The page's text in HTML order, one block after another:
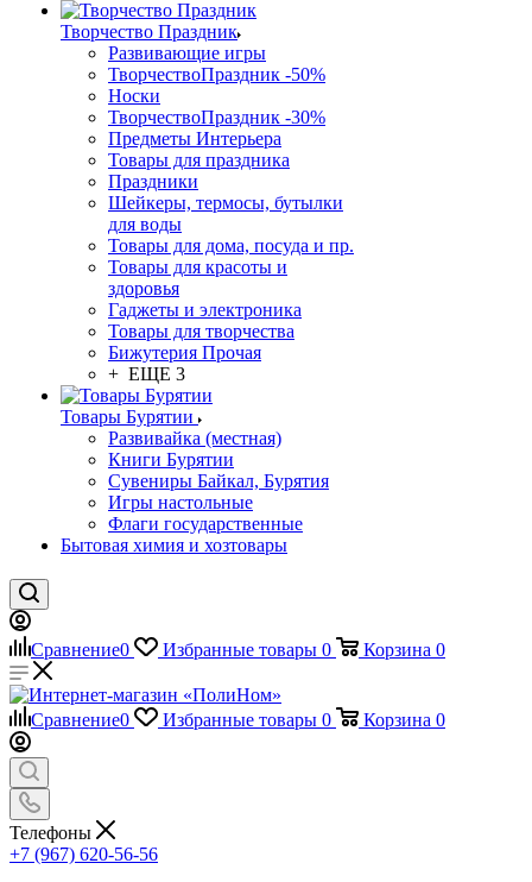
Творчество Праздник
Развивающие игры
ТворчествоПраздник -50%
Носки
ТворчествоПраздник -30%
Предметы Интерьера
Товары для праздника
Праздники
Шейкеры, термосы, бутылки
для воды
Товары для дома, посуда и пр.
Товары для красоты и
здоровья
Гаджеты и электроника
Товары для творчества
Бижутерия Прочая
+ ЕЩЕ 3
Товары Бурятии
Развивайка (местная)
Книги Бурятии
Сувениры Байкал, Бурятия
Игры настольные
Флаги государственные
Бытовая химия и хозтовары
Сравнение0 Избранные товары 0 Корзина 0
Сравнение0 Избранные товары 0 Корзина 0
Телефоны
+7 (967) 620-56-56